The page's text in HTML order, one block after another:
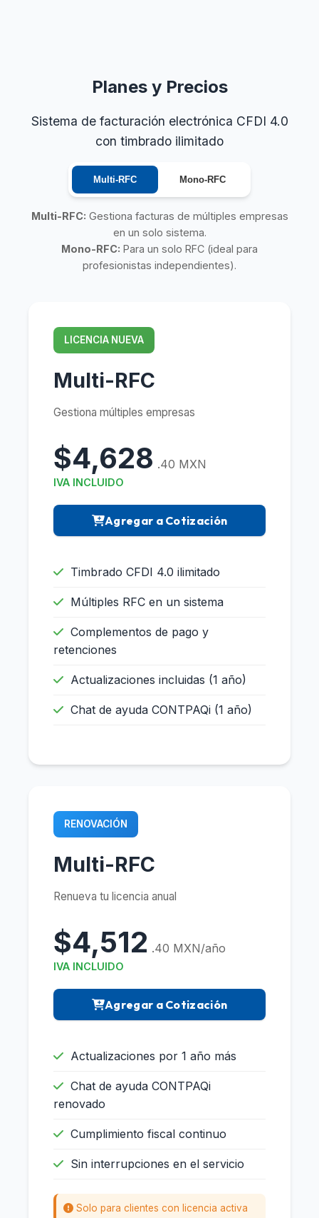
Planes y Precios
Sistema de facturación electrónica CFDI 4.0
con timbrado ilimitado
Multi-RFC Mono-RFC
Multi-RFC: Gestiona facturas de múltiples empresas
en un solo sistema.
Mono-RFC: Para un solo RFC (ideal para
profesionistas independientes).
LICENCIA NUEVA
Multi-RFC
Gestiona múltiples empresas
$4,628 .40 MXN
IVA INCLUIDO
Agregar a Cotización
Timbrado CFDI 4.0 ilimitado
Múltiples RFC en un sistema
Complementos de pago y
retenciones
Actualizaciones incluidas (1 año)
Chat de ayuda CONTPAQi (1 año)
RENOVACIÓN
Multi-RFC
Renueva tu licencia anual
$4,512 .40 MXN/año
IVA INCLUIDO
Agregar a Cotización
Actualizaciones por 1 año más
Chat de ayuda CONTPAQi
renovado
Cumplimiento fiscal continuo
Sin interrupciones en el servicio
Solo para clientes con licencia activa